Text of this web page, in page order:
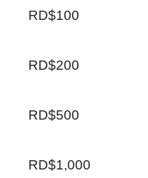
RD$100
RD$200
RD$500
RD$1,000